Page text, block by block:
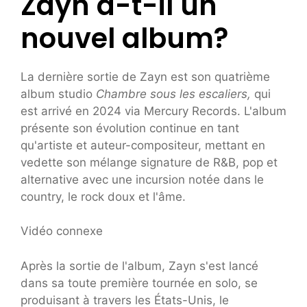
nouvel album?
La dernière sortie de Zayn est son quatrième
album studio Chambre sous les escaliers, qui
est arrivé en 2024 via Mercury Records. L'album
présente son évolution continue en tant
qu'artiste et auteur-compositeur, mettant en
vedette son mélange signature de R&B, pop et
alternative avec une incursion notée dans le
country, le rock doux et l'âme.
Vidéo connexe
Après la sortie de l'album, Zayn s'est lancé
dans sa toute première tournée en solo, se
produisant à travers les États-Unis, le